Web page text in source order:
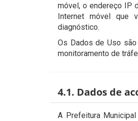
móvel, o endereço IP
Internet móvel que
diagnóstico.
Os Dados de Uso
monitoramento de
4.1. Dados de
A Prefeitura